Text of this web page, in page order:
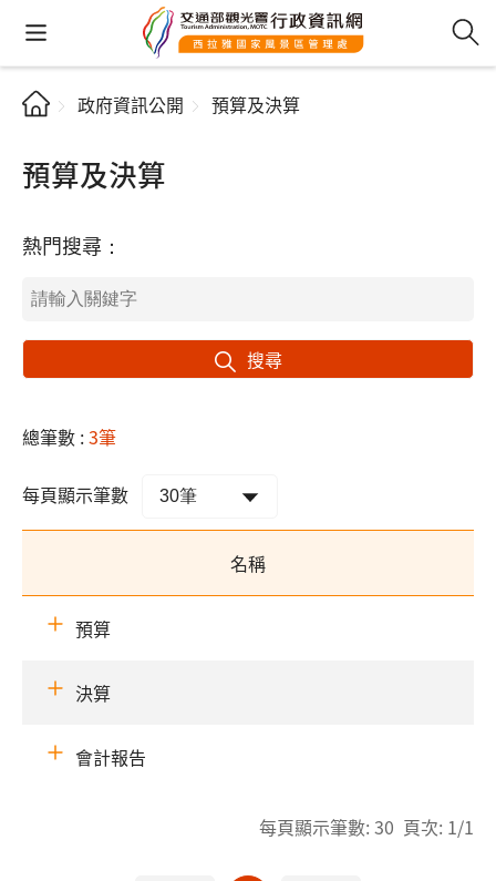
政府資訊公開 預算及決算
預算及決算
熱門搜尋：
搜尋
總筆數 :3筆
每頁顯示筆數
名稱
預算
決算
會計報告
每頁顯示筆數: 30 頁次: 1/1